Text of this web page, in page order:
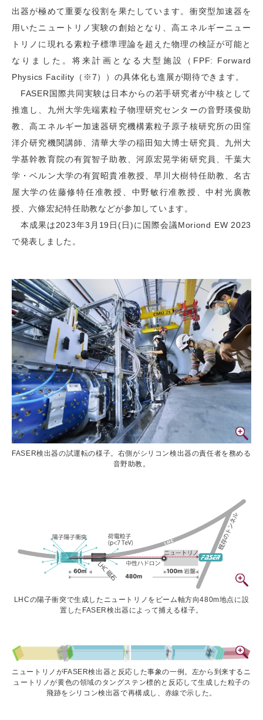
出器が極めて重要な役割を果たしています。衝突型加速器を
用いたニュートリノ実験の創始となり、高エネルギーニュー
トリノに現れる素粒子標準理論を超えた物理の検証が可能と
なりました。将来計画となる大型施設（FPF: Forward
Physics Facility（※7））の具体化も進展が期待できます。
FASER国際共同実験は日本からの若手研究者が中核として
推進し、九州大学先端素粒子物理研究センターの音野瑛俊助
教、高エネルギー加速器研究機構素粒子原子核研究所の田窪
洋介研究機関講師、清華大学の稲田知大博士研究員、九州大
学基幹教育院の有賀智子助教、河原宏晃学術研究員、千葉大
学・ベルン大学の有賀昭貴准教授、早川大樹特任助教、名古
屋大学の佐藤修特任准教授、中野敏行准教授、中村光廣教
授、六條宏紀特任助教などが参加しています。
本成果は2023年3月19日(日)に国際会議Moriond EW 2023
で発表しました。
FASER検出器の試運転の様子。右側がシリコン検出器の責任者を務める
音野助教。
LHCの陽子衝突で生成したニュートリノをビーム軸方向480m地点に設
置したFASER検出器によって捕える様子。
ニュートリノがFASER検出器と反応した事象の一例。左から到来するニ
ュートリノが黄色の領域のタングステン標的と反応して生成した粒子の
飛跡をシリコン検出器で再構成し、赤線で示した。